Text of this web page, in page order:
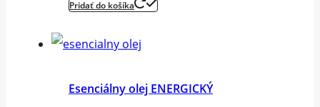
Pridať do košíka
Esenciálny olej ENERGICKÝ